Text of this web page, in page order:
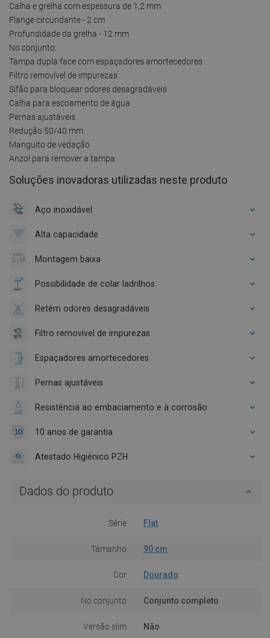
Calha e grelha com espessura de 1,2 mm
Flange circundante - 2 cm
Profundidade da grelha - 12 mm
No conjunto:
Tampa dupla face com espaçadores amortecedores
Filtro removível de impurezas
Sifão para bloquear odores desagradáveis
Calha para escoamento de água
Pernas ajustáveis
Redução 50/40 mm
Manguito de vedação
Anzol para remover a tampa
Soluções inovadoras utilizadas neste produto
Aço inoxidável
Alta capacidade
Montagem baixa
Possibilidade de colar ladrilhos
Retém odores desagradáveis
Filtro removível de impurezas
Espaçadores amortecedores
Pernas ajustáveis
Resistência ao embaciamento e à corrosão
10 anos de garantia
Atestado Higiénico PZH
Dados do produto
Série Flat
Tamanho 90 cm
Cor Dourado
No conjunto Conjunto completo
Versão slim Não